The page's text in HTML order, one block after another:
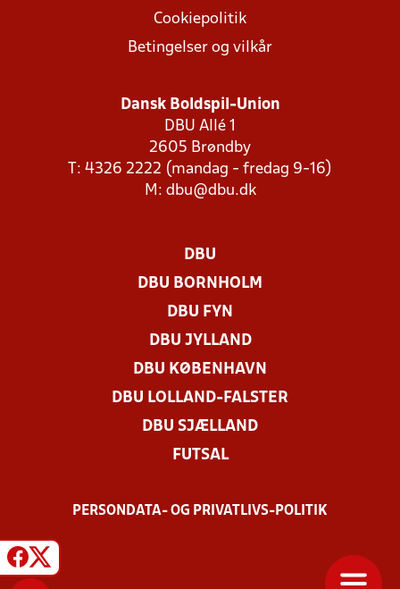
Cookiepolitik
Betingelser og vilkår
Dansk Boldspil-Union
DBU Allé 1
2605 Brøndby
T: 4326 2222 (mandag - fredag 9-16)
M: dbu@dbu.dk
DBU
DBU BORNHOLM
DBU FYN
DBU JYLLAND
DBU KØBENHAVN
DBU LOLLAND-FALSTER
DBU SJÆLLAND
FUTSAL
PERSONDATA- OG PRIVATLIVS-POLITIK